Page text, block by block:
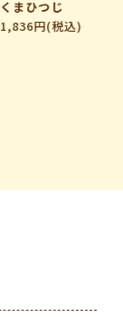
くまひつじ
1,836円(税込)